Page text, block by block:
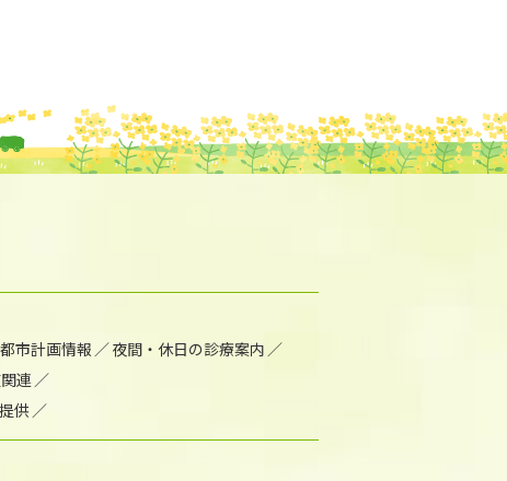
都市計画情報
夜間・休日の診療案内
連
供